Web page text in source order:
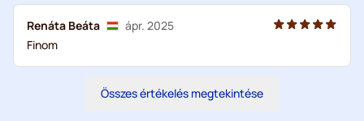
Renáta Beáta
ápr. 2025
Finom
Összes értékelés megtekintése